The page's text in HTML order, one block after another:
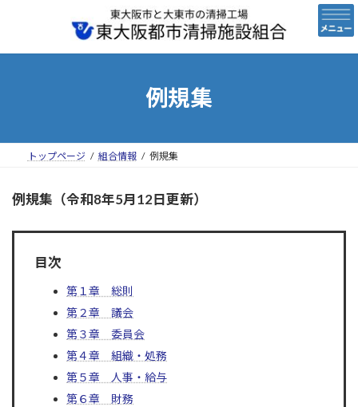
ン
ー
例規集
トップページ 組合情報 例規集
例規集（令和8年5月12日更新）
目次
第１章 総則
第２章 議会
第３章 委員会
第４章 組織・処務
第５章 人事・給与
第６章 財務